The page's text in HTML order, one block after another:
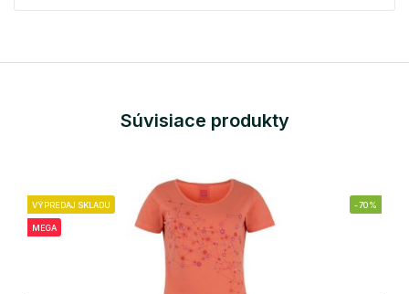
Súvisiace produkty
VÝPREDAJ SKLADU
MEGA
-70%